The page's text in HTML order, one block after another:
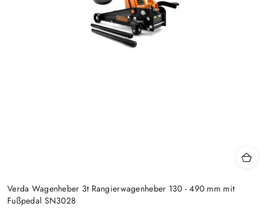
Verda Wagenheber 3t Rangierwagenheber 130 - 490 mm mit
Fußpedal SN3028